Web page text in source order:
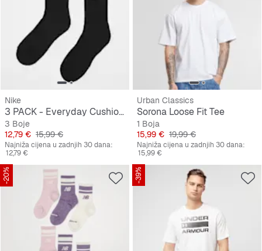
Nike
3 PACK - Everyday Cushioned Training Crew Socks
3 Boje
Cijena
12,79 € Originalna cijena
15,99 €
Najniža cijena u zadnjih 30 dana:
12,79 €
Urban Classics
Sorona Loose Fit Tee
1 Boja
Cijena
15,99 € Originalna cijena
19,99 €
Najniža cijena u zadnjih 30 dana:
15,99 €
-20% -39%